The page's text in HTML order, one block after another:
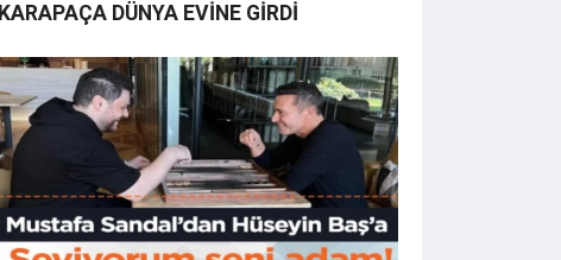
KARAPAÇA DÜNYA EVİNE GİRDİ